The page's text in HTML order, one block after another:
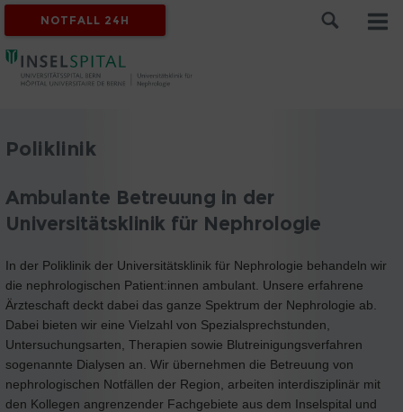
NOTFALL 24H
Poliklinik
Ambulante Betreuung in der
Universitätsklinik für Nephrologie
In der Poliklinik der Universitätsklinik für Nephrologie behandeln wir
die nephrologischen Patient:innen ambulant. Unsere erfahrene
Ärzteschaft deckt dabei das ganze Spektrum der Nephrologie ab.
Dabei bieten wir eine Vielzahl von Spezialsprechstunden,
Untersuchungsarten, Therapien sowie Blutreinigungsverfahren
sogenannte Dialysen an. Wir übernehmen die Betreuung von
nephrologischen Notfällen der Region, arbeiten interdisziplinär mit
den Kollegen angrenzender Fachgebiete aus dem Inselspital und